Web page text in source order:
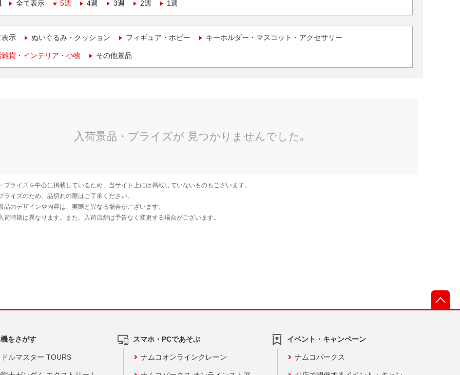
全て表示 5週 4週 3週 2週 1週
表示 ぬいぐるみ・クッション フィギュア・ホビー キーホルダー・マスコット・アクセサリー
貨・インテリア・小物 その他景品
をさがす
ルマスター TOURS
スマホ・PCであそぶ
ナムコオンラインクレーン
イベント・キャンペーン
ナムコパークス